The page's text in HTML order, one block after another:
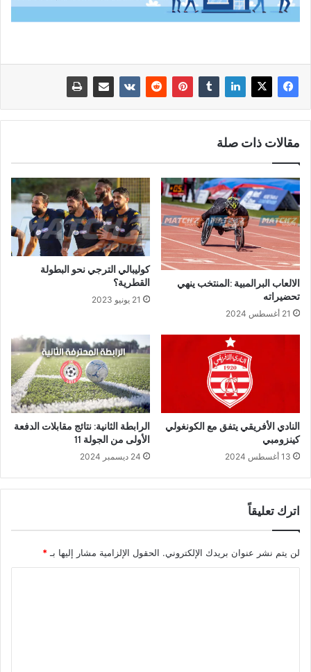
مقالات ذات صلة
الالعاب البرالمبية :المنتخب ينهي
تحضيراته
21 أغسطس 2024
كوليبالي الترجي نحو البطولة
القطرية؟
21 يونيو 2023
النادي الأفريقي يتفق مع الكونغولي
كينزومبي
13 أغسطس 2024
الرابطة الثانية: نتائج مقابلات الدفعة
الأولى من الجولة 11
24 ديسمبر 2024
اترك تعليقاً
لن يتم نشر عنوان بريدك الإلكتروني. الحقول الإلزامية مشار إليها بـ *